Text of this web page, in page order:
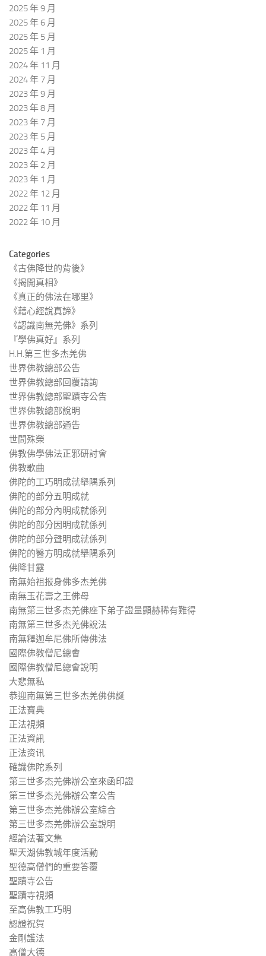
2025 年 9 月
2025 年 6 月
2025 年 5 月
2025 年 1 月
2024 年 11 月
2024 年 7 月
2023 年 9 月
2023 年 8 月
2023 年 7 月
2023 年 5 月
2023 年 4 月
2023 年 2 月
2023 年 1 月
2022 年 12 月
2022 年 11 月
2022 年 10 月
Categories
《古佛降世的背後》
《揭開真相》
《真正的佛法在哪里》
《藉心經說真諦》
《認識南無羌佛》系列
『學佛真好』系列
H.H.第三世多杰羌佛
世界佛教總部公告
世界佛教總部回覆諮詢
世界佛教總部聖蹟寺公告
世界佛教總部說明
世界佛教總部通告
世間殊榮
佛教佛學佛法正邪研討會
佛教歌曲
佛陀的工巧明成就舉隅系列
佛陀的部分五明成就
佛陀的部分內明成就係列
佛陀的部分因明成就係列
佛陀的部分聲明成就係列
佛陀的醫方明成就舉隅系列
佛降甘露
南無始祖报身佛多杰羌佛
南無玉花壽之王佛母
南無第三世多杰羌佛座下弟子證量顯赫稀有難得
南無第三世多杰羌佛說法
南無釋迦牟尼佛所傳佛法
國際佛教僧尼總會
國際佛教僧尼總會說明
大悲無私
恭迎南無第三世多杰羌佛佛誕
正法寶典
正法視頻
正法資訊
正法资讯
確識佛陀系列
第三世多杰羌佛辦公室來函印證
第三世多杰羌佛辦公室公告
第三世多杰羌佛辦公室綜合
第三世多杰羌佛辦公室說明
經論法著文集
聖天湖佛教城年度活動
聖德高僧們的重要答覆
聖蹟寺公告
聖蹟寺視頻
至高佛教工巧明
認證祝賀
金剛護法
高僧大德